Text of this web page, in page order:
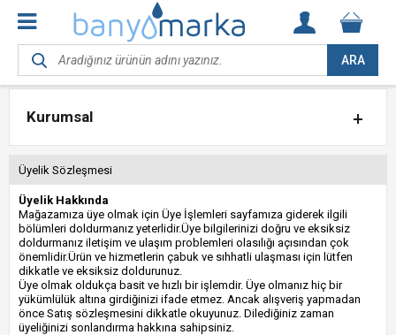
ARA
Kurumsal
Üyelik Sözleşmesi
Üyelik Hakkında
Mağazamıza üye olmak için Üye İşlemleri sayfamıza giderek ilgili
bölümleri doldurmanız yeterlidir.Üye bilgilerinizi doğru ve eksiksiz
doldurmanız iletişim ve ulaşım problemleri olasılığı açısından çok
önemlidir.Ürün ve hizmetlerin çabuk ve sıhhatli ulaşması için lütfen
dikkatle ve eksiksiz doldurunuz.
Üye olmak oldukça basit ve hızlı bir işlemdir. Üye olmanız hiç bir
yükümlülük altına girdiğinizi ifade etmez. Ancak alışveriş yapmadan
önce Satış sözleşmesini dikkatle okuyunuz. Dilediğiniz zaman
üyeliğinizi sonlandırma hakkına sahipsiniz.